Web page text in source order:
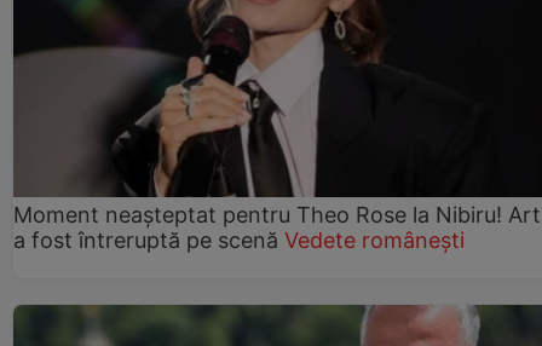
Moment neașteptat pentru Theo Rose la Nibiru!
a fost întreruptă pe scenă Vedete românești